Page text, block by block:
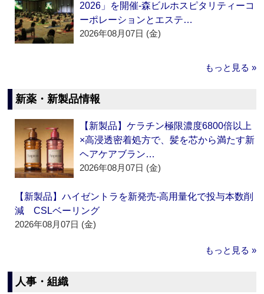
2026」を開催‐森ビルホスピタリティーコ
ーポレーションとエステ…
2026年08月07日 (金)
もっと見る »
新薬・新製品情報
【新製品】ケラチン極限濃度6800倍以上
×高浸透密着処方で、髪を芯から満たす新
ヘアケアブラン…
2026年08月07日 (金)
【新製品】ハイゼントラを新発売‐高用量化で投与本数削
減 CSLベーリング
2026年08月07日 (金)
もっと見る »
人事・組織